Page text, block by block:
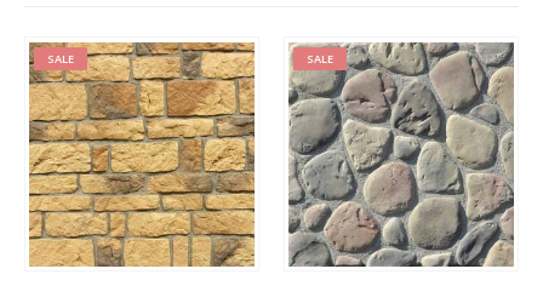
SALE SALE